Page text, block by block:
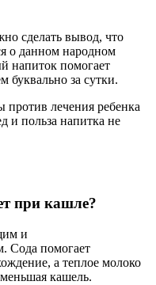
сделать вывод, что
о данном народном
напиток помогает
буквально за сутки.
лечения ребенка
и польза напитка не
при кашле?
и
Сода помогает
а теплое молоко
кашель.